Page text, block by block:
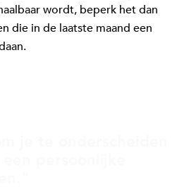
wordt, beperk het dan
die in de laatste maand een